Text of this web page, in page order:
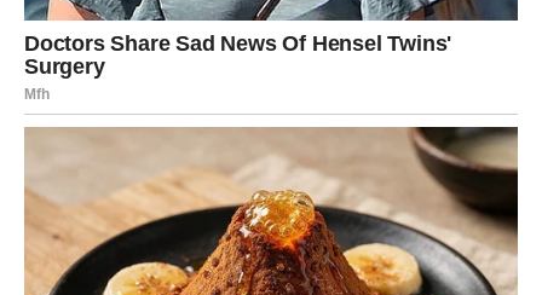
Korisni saveti i varijacije
Kako biste tortu dodatno prilagodili svom ukusu, evo
nekoliko predloga:
Za jači voćni ukus : Umesto samo malina, možete
koristiti kombinaciju bobičastog voća (kupine,